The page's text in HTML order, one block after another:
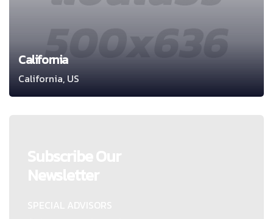
California
California, US